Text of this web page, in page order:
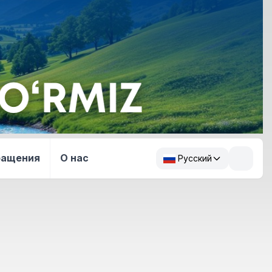
О нас Русский